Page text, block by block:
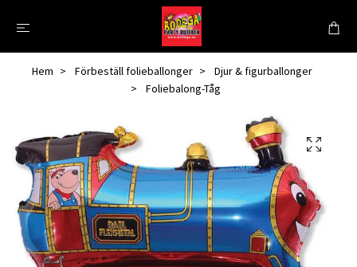
Hem Förbeställ folieballonger
Djur & figurballonger
Foliebalong-Tåg